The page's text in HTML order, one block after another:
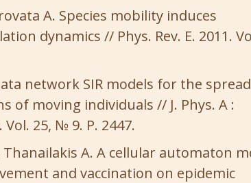
A. Species mobility induces
dynamics // Phys. Rev. E. 2011.
network SIR models for the
of moving individuals // J. Phys. A :
25, № 9. P. 2447.
Thanailakis A. A cellular automaton
and vaccination on epidemic